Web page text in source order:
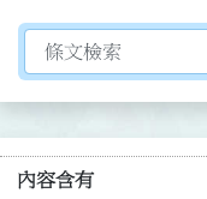
切換選擇法規資訊內容
內容含有